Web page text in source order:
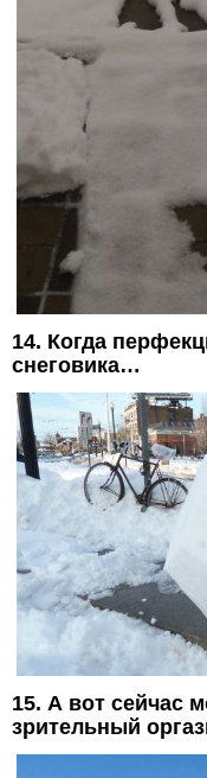
14. Когда
снеговика…
15. А вот сейчас
зрительный